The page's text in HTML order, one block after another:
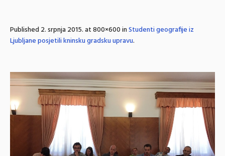
Published2. srpnja 2015.at 800×600 inStudenti geografije iz
Ljubljane posjetili kninsku gradsku upravu.